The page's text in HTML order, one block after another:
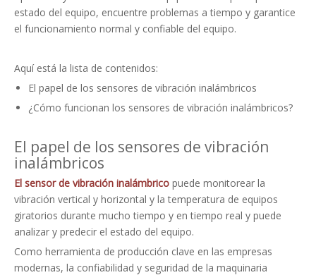
estado del equipo, encuentre problemas a tiempo y garantice
el funcionamiento normal y confiable del equipo.
Aquí está la lista de contenidos:
El papel de los sensores de vibración inalámbricos
¿Cómo funcionan los sensores de vibración inalámbricos?
El papel de los sensores de vibración
inalámbricos
El sensor de vibración inalámbrico puede monitorear la
vibración vertical y horizontal y la temperatura de equipos
giratorios durante mucho tiempo y en tiempo real y puede
analizar y predecir el estado del equipo.
Como herramienta de producción clave en las empresas
modernas, la confiabilidad y seguridad de la maquinaria